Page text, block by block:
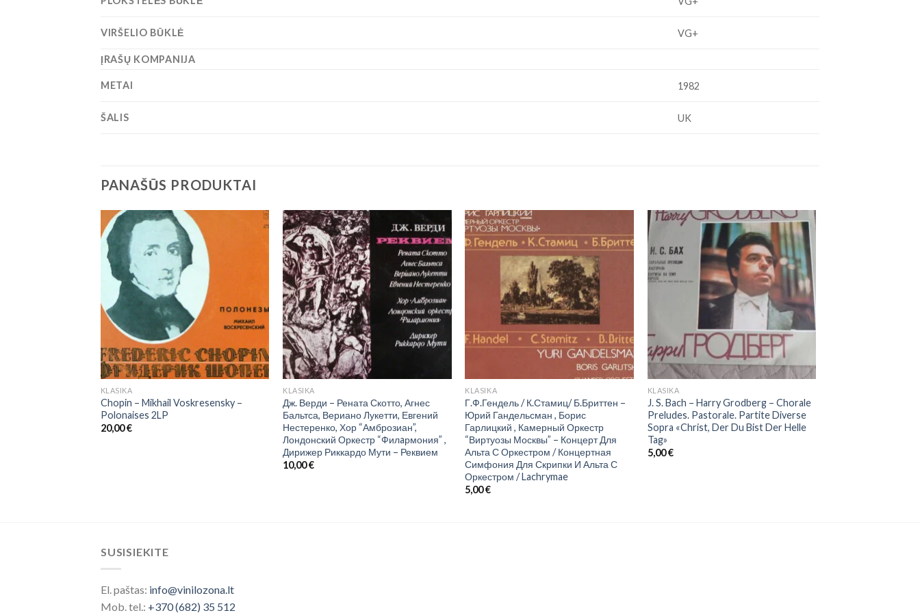
VIRŠELIO BŪKLĖ VG+
ĮRAŠŲ KOMPANIJA
METAI 1982
ŠALIS UK
PANAŠŪS PRODUKTAI
KLASIKA
Chopin – Mikhail Voskresensky –
Polonaises 2LP
20,00€
KLASIKA
Дж. Верди – Рената Скотто, Агнес
Бальтса, Вериано Лукетти, Евгений
Нестеренко, Хор “Амброзиан”,
Лондонский Оркестр “Филaрмония” ,
Дирижер Риккардо Мути – Реквием
10,00€
KLASIKA
Г.Ф.Гендель / К.Стамиц/ Б.Бриттен –
Юрий Гандельсман , Борис
Гарлицкий , Камерный Оркестр
“Виртуозы Москвы” – Концерт Для
Альта С Оркестром / Концертная
Симфония Для Скрипки И Альта С
Оркестром / Lachrymae
5,00€
KLASIKA
J. S. Bach – Harry Grodberg – Chorale
Preludes. Pastorale. Partite Diverse
Sopra «Christ, Der Du Bist Der Helle
Tag»
5,00€
SUSISIEKITE
El. paštas: info@vinilozona.lt
Mob. tel.: +370 (682) 35 512